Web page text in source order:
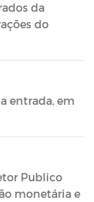
da
do
entrada, em
Publico
monetária e